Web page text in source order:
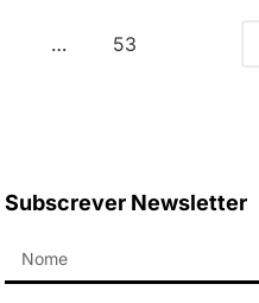
… 53
Subscrever Newsletter